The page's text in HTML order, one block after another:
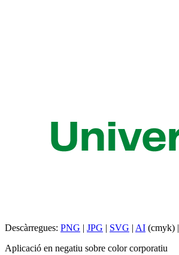
Descàrregues: PNG | JPG | SVG | AI (cmyk) |
Aplicació en negatiu sobre color corporatiu